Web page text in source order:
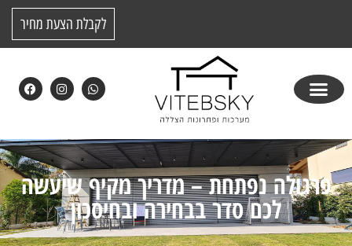
לקבלת הצעת מחיר
פרגולה נפתחת – מדריך מקיף שיעשה
לכם סדר בבחירה ובחיסכון